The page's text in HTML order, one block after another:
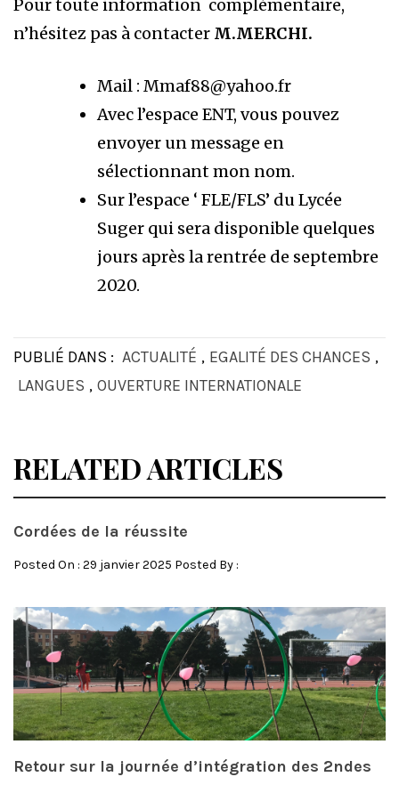
Pour toute information complémentaire,
n’hésitez pas à contacter M.MERCHI.
Mail : Mmaf88@yahoo.fr
Avec l’espace ENT, vous pouvez
envoyer un message en
sélectionnant mon nom.
Sur l’espace ‘ FLE/FLS’ du Lycée
Suger qui sera disponible quelques
jours après la rentrée de septembre
2020.
PUBLIÉ DANS : ACTUALITÉ , EGALITÉ DES CHANCES ,
LANGUES , OUVERTURE INTERNATIONALE
RELATED ARTICLES
Cordées de la réussite
Posted On : 29 janvier 2025 Posted By :
Retour sur la journée d’intégration des 2ndes